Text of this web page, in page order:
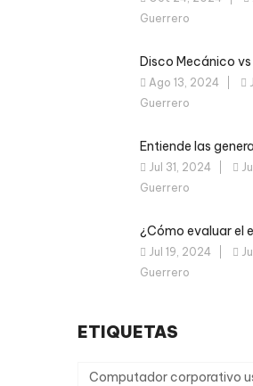
Guerrero
Disco Mecánico
Estado Sólido:
Computador
Ago 13, 2024
Guerrero
Entiende las
los procesadores
Jul 31, 2024
Guerrero
¿Cómo evaluar el
un computador
usado?
Jul 19, 2024
Guerrero
ETIQUETAS
Computador corporativo